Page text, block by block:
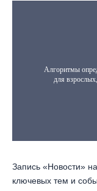
Запись «Новости»
ключевых тем и